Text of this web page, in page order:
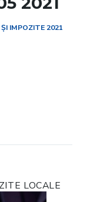
IMPOZITE 2021
LOCALE